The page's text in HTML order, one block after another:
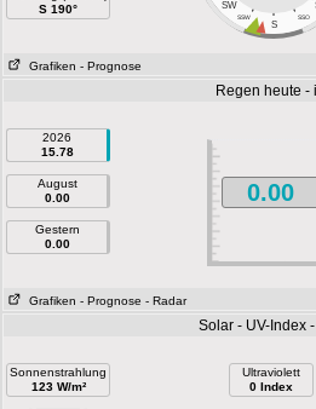
S 190°
SW
SSW SSO
S
Grafiken - Prognose
Regen heute -
2026
15.78
August
0.00
Gestern
0.00
0.00
Grafiken - Prognose - Radar
Solar - UV-Index
Sonnenstrahlung
123 W/m²
Ultraviolett
0 Index